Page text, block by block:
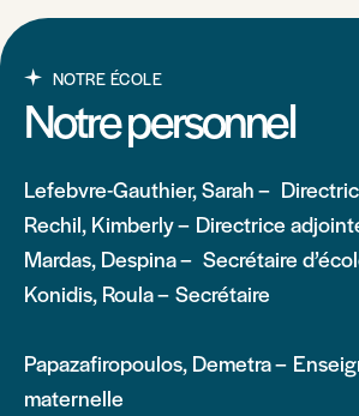
NOTRE ÉCOLE
Notre personnel
Lefebvre-Gauthier, Sarah –
Rechil, Kimberly – Directrice
Mardas, Despina – Secrétaire
Konidis, Roula – Secrétaire
Papazafiropoulos, Demetra –
maternelle